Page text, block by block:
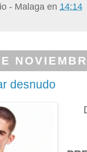
- Malaga en 14:14
desnudo